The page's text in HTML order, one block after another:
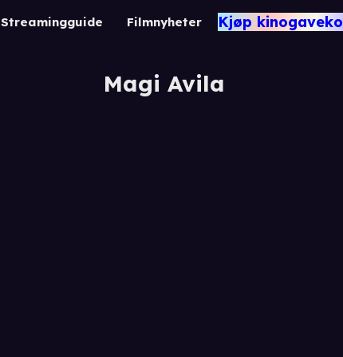
Streamingguide Filmnyheter Kjøp
Magi Avila